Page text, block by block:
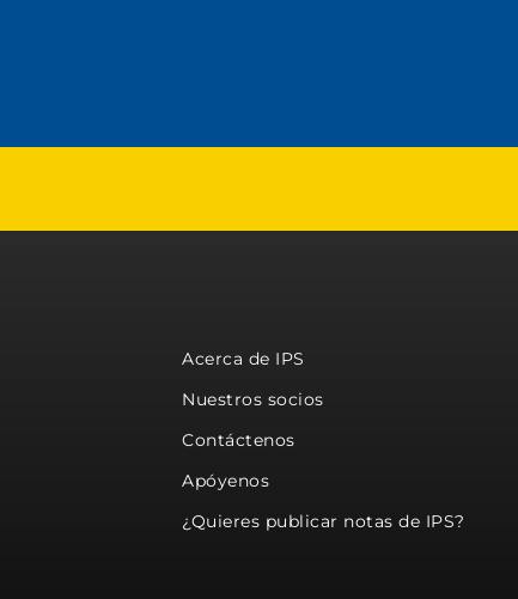
Acerca de IPS
Nuestros socios
Contáctenos
Apóyenos
¿Quieres publicar notas de IPS?